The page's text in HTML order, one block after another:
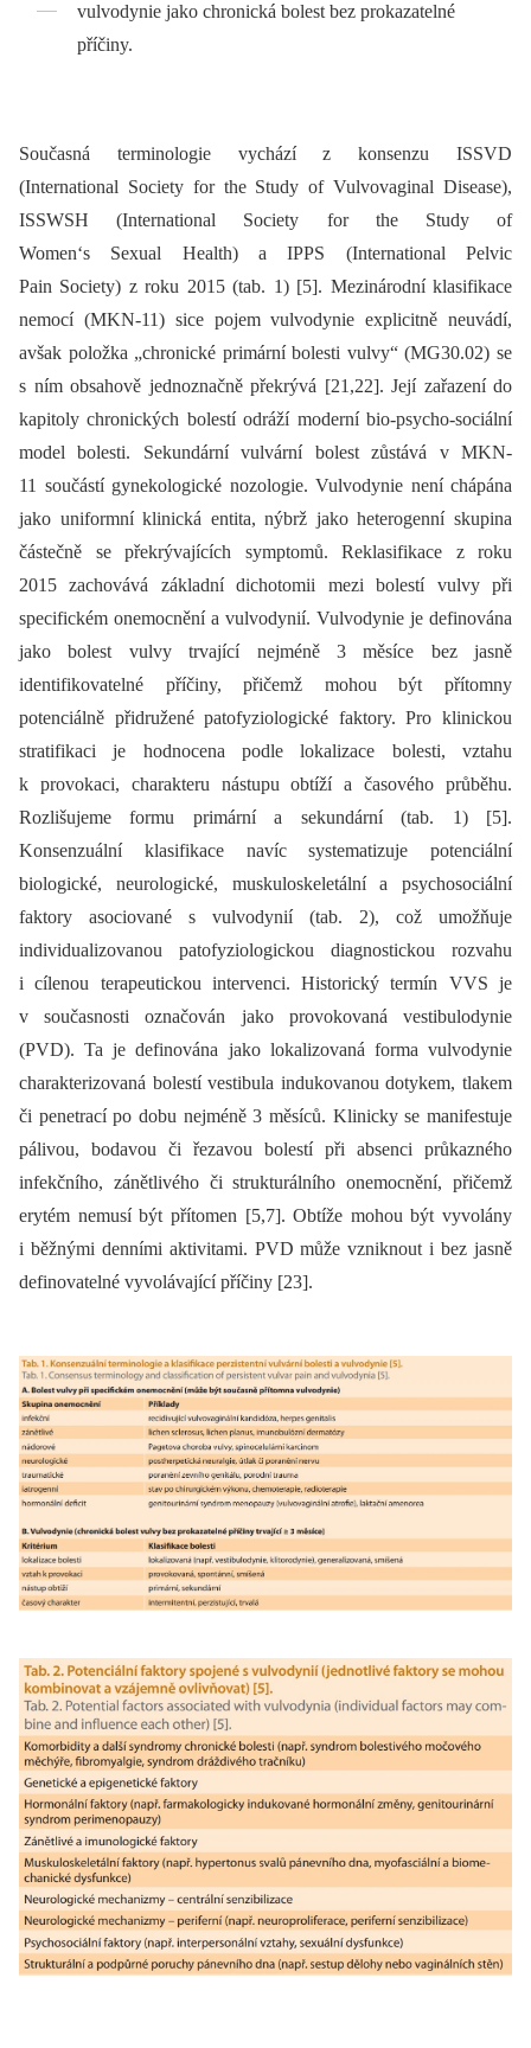
vulvodynie jako chronická bolest bez prokazatelné
příčiny.
Současná terminologie vychází z konsenzu ISSVD
(International Society for the Study of Vulvovaginal Disease),
ISSWSH (International Society for the Study of
Women‘s Sexual Health) a IPPS (International Pelvic
Pain Society) z roku 2015 (tab. 1) [5]. Mezinárodní klasifikace
nemocí (MKN-11) sice pojem vulvodynie explicitně neuvádí,
avšak položka „chronické primární bolesti vulvy“ (MG30.02) se
s ním obsahově jednoznačně překrývá [21,22]. Její zařazení do
kapitoly chronických bolestí odráží moderní bio-psycho-sociální
model bolesti. Sekundární vulvární bolest zůstává v MKN-
11 součástí gynekologické nozologie. Vulvodynie není chápána
jako uniformní klinická entita, nýbrž jako heterogenní skupina
částečně se překrývajících symptomů. Reklasifikace z roku
2015 zachovává základní dichotomii mezi bolestí vulvy při
specifickém onemocnění a vulvodynií. Vulvodynie je definována
jako bolest vulvy trvající nejméně 3 měsíce bez jasně
identifikovatelné příčiny, přičemž mohou být přítomny
potenciálně přidružené patofyziologické faktory. Pro klinickou
stratifikaci je hodnocena podle lokalizace bolesti, vztahu
k provokaci, charakteru nástupu obtíží a časového průběhu.
Rozlišujeme formu primární a sekundární (tab. 1) [5].
Konsenzuální klasifikace navíc systematizuje potenciální
biologické, neurologické, muskuloskeletální a psychosociální
faktory asociované s vulvodynií (tab. 2), což umožňuje
individualizovanou patofyziologickou diagnostickou rozvahu
i cílenou terapeutickou intervenci. Historický termín VVS je
v současnosti označován jako provokovaná vestibulodynie
(PVD). Ta je definována jako lokalizovaná forma vulvodynie
charakterizovaná bolestí vestibula indukovanou dotykem, tlakem
či penetrací po dobu nejméně 3 měsíců. Klinicky se manifestuje
pálivou, bodavou či řezavou bolestí při absenci průkazného
infekčního, zánětlivého či strukturálního onemocnění, přičemž
erytém nemusí být přítomen [5,7]. Obtíže mohou být vyvolány
i běžnými denními aktivitami. PVD může vzniknout i bez jasně
definovatelné vyvolávající příčiny [23].